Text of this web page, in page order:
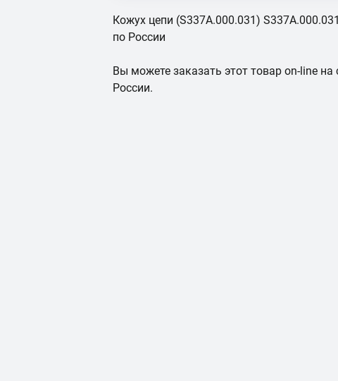
Кожух цепи (S337A.000.031)
по России
Вы можете заказать этот товар on-line на
России.